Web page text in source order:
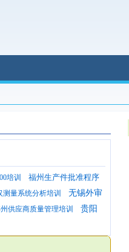
培训
福州生产件批准程序
测量系统分析培训
无锡外审
供应商质量管理培训
贵阳